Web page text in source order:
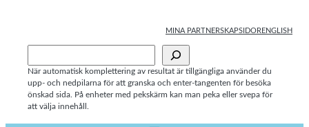
MINA PARTNERSKAPSIDOR ENGLISH
När automatisk komplettering av resultat är tillgängliga använder du
upp- och nedpilarna för att granska och enter-tangenten för besöka
önskad sida. På enheter med pekskärm kan man peka eller svepa för
att välja innehåll.